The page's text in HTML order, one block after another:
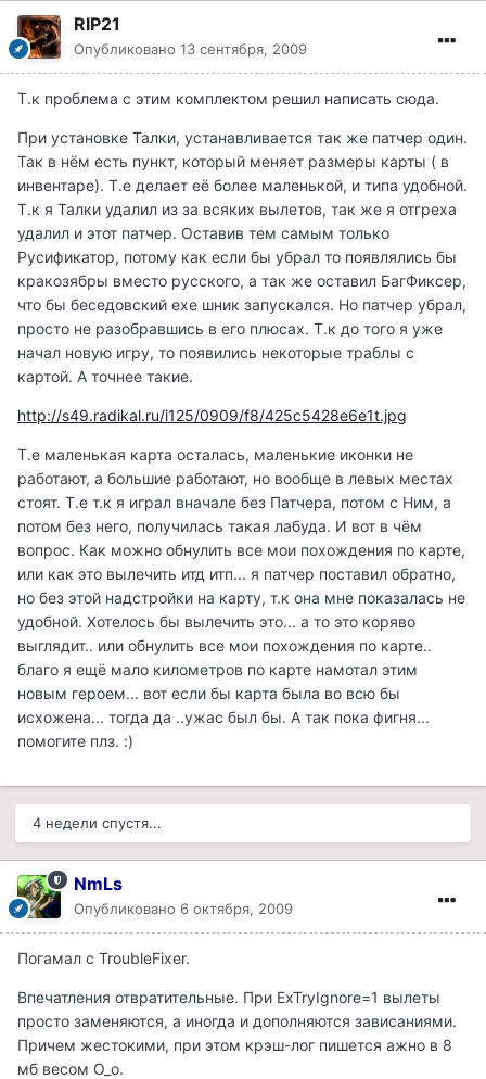
RIP21
Опубликовано 13 сентября, 2009
Т.к проблема с этим комплектом решил написать сюда.
При установке Талки, устанавливается так же патчер один.
Так в нём есть пункт, который меняет размеры карты ( в
инвентаре). Т.е делает её более маленькой, и типа удобной.
Т.к я Талки удалил из за всяких вылетов, так же я отгреха
удалил и этот патчер. Оставив тем самым только
Русификатор, потому как если бы убрал то появлялись бы
кракозябры вместо русского, а так же оставил БагФиксер,
что бы беседовский ехе шник запускался. Но патчер убрал,
просто не разобравшись в его плюсах. Т.к до того я уже
начал новую игру, то появились некоторые траблы с
картой. А точнее такие.
http://s49.radikal.ru/i125/0909/f8/425c5428e6e1t.jpg
Т.е маленькая карта осталась, маленькие иконки не
работают, а большие работают, но вообще в левых местах
стоят. Т.е т.к я играл вначале без Патчера, потом с Ним, а
потом без него, получилась такая лабуда. И вот в чём
вопрос. Как можно обнулить все мои похождения по карте,
или как это вылечить итд итп... я патчер поставил обратно,
но без этой надстройки на карту, т.к она мне показалась не
удобной. Хотелось бы вылечить это... а то это коряво
выглядит.. или обнулить все мои похождения по карте..
благо я ещё мало километров по карте намотал этим
новым героем... вот если бы карта была во всю бы
исхожена... тогда да ..ужас был бы. А так пока фигня...
помогите плз. :)
4 недели спустя...
NmLs
Опубликовано 6 октября, 2009
Погамал с TroubleFixer.
Впечатления отвратительные. При ExTryIgnore=1 вылеты
просто заменяются, а иногда и дополняются зависаниями.
Причем жестокими, при этом крэш-лог пишется ажно в 8
мб весом О_о.